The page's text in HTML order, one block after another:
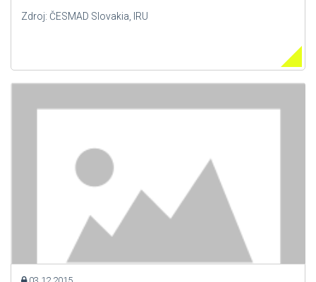
Zdroj: ČESMAD Slovakia, IRU